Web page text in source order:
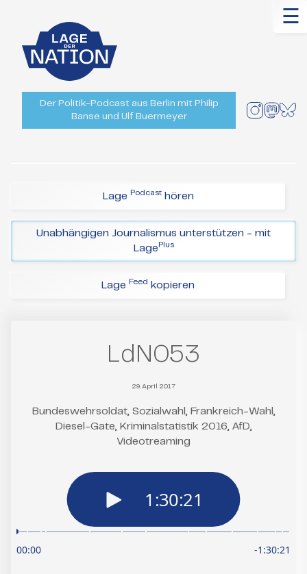
☰
Der Politik-Podcast aus Berlin mit Philip
Banse und Ulf Buermeyer
Lage Podcasthören
Unabhängigen Journalismus unterstützen - mit
Lage Plus
Lage Feed kopieren
LdN053
29. April 2017
Bundeswehrsoldat, Sozialwahl, Frankreich-Wahl,
Diesel-Gate, Kriminalstatistik 2016, AfD,
Videotreaming